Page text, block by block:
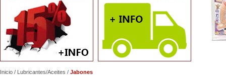
Inicio / Lubricantes/Aceites / Jabones